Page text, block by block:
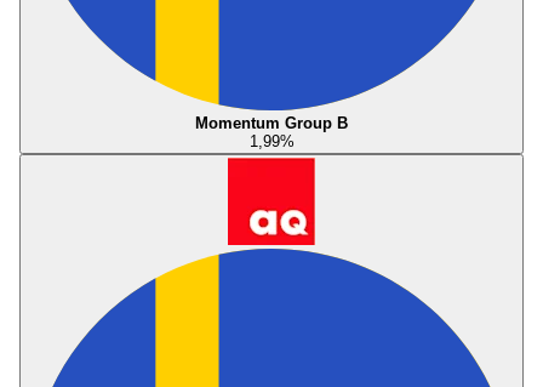
Momentum Group B
1,99%